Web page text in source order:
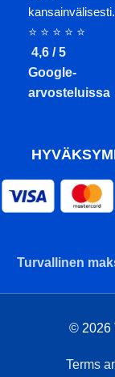
kansainvälisesti.
⭐ ⭐ ⭐ ⭐ ⭐
4,6 / 5
Google-
arvosteluissa
Turvallinen
© 2026
Terms